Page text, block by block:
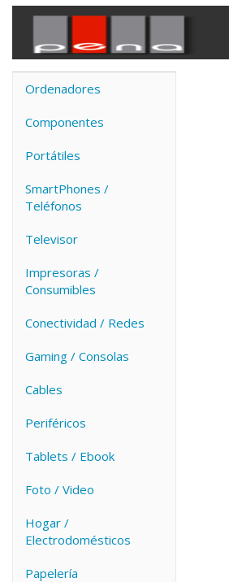
Ordenadores
Componentes
Portátiles
SmartPhones /
Teléfonos
Televisor
Impresoras /
Consumibles
Conectividad / Redes
Gaming / Consolas
Cables
Periféricos
Tablets / Ebook
Foto / Video
Hogar /
Electrodomésticos
Papelería